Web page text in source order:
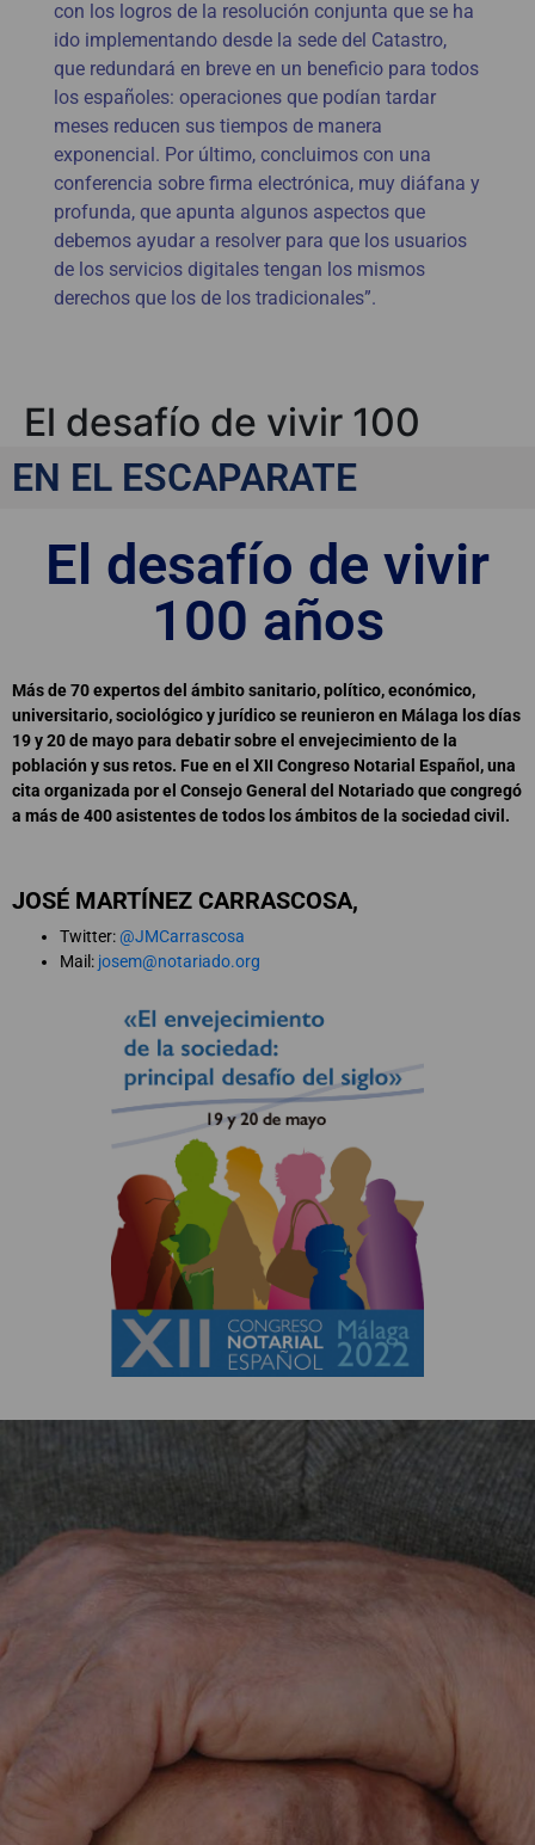
con los logros de la resolución conjunta que se ha
ido implementando desde la sede del Catastro,
que redundará en breve en un beneficio para todos
los españoles: operaciones que podían tardar
meses reducen sus tiempos de manera
exponencial. Por último, concluimos con una
conferencia sobre firma electrónica, muy diáfana y
profunda, que apunta algunos aspectos que
debemos ayudar a resolver para que los usuarios
de los servicios digitales tengan los mismos
derechos que los de los tradicionales”.
El desafío de vivir 100
años
EN EL ESCAPARATE
El desafío de vivir
100 años
Más de 70 expertos del ámbito sanitario, político, económico,
universitario, sociológico y jurídico se reunieron en Málaga los días
19 y 20 de mayo para debatir sobre el envejecimiento de la
población y sus retos. Fue en el XII Congreso Notarial Español, una
cita organizada por el Consejo General del Notariado que congregó
a más de 400 asistentes de todos los ámbitos de la sociedad civil.
JOSÉ MARTÍNEZ CARRASCOSA,
Twitter:@JMCarrascosa
Mail: josem@notariado.org